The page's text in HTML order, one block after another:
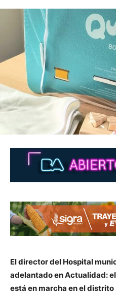
El director del Hospital
adelantado en Actualidad:
está en marcha en el distrito